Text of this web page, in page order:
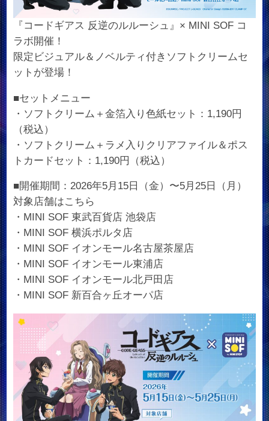
『コードギアス 反逆のルルーシュ』× MINI SOF コ
ラボ開催！
限定ビジュアル＆ノベルティ付きソフトクリームセ
ットが登場！
■セットメニュー
・ソフトクリーム＋金箔入り色紙セット：1,190円
（税込）
・ソフトクリーム＋ラメ入りクリアファイル＆ポス
トカードセット：1,190円（税込）
■開催期間：2026年5月15日（金）〜5月25日（月）
対象店舗はこちら
・MINI SOF 東武百貨店 池袋店
・MINI SOF 横浜ポルタ店
・MINI SOF イオンモール名古屋茶屋店
・MINI SOF イオンモール東浦店
・MINI SOF イオンモール北戸田店
・MINI SOF 新百合ヶ丘オーパ店